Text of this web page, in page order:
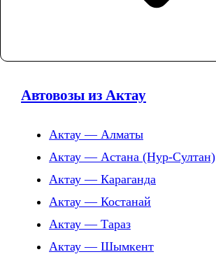
Автовозы из Актау
Актау — Алматы
Актау — Астана (Нур-Султан)
Актау — Караганда
Актау — Костанай
Актау — Тараз
Актау — Шымкент